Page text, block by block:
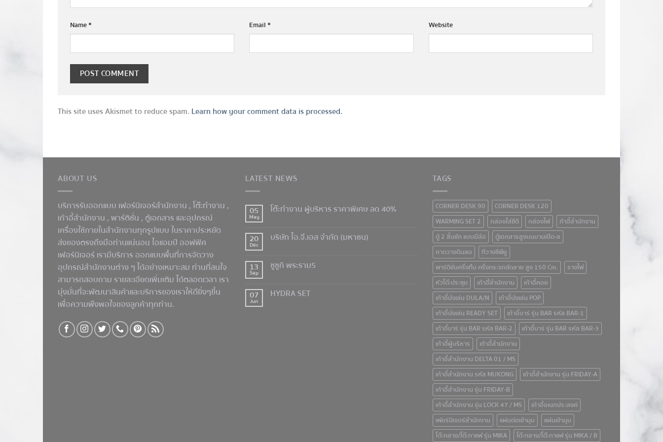
Name* Email * Website
This site uses Akismet to reduce spam. Learn how your comment data is processed.
ABOUT US
บริการรับออกแบบ เฟอร์นิเจอร์สำนักงาน ,โต๊ะทำงาน ,
เก้าอี้สำนักงาน , พาร์ติชั่น , ตู้เอกสาร และอุปกรณ์
เครื่องใช้ภายในสำนักงานทุกรูปแบบ ในราคาประหยัด
ส่งของตรงถึงมือท่านแน่นอน ไอแอมป์ ออฟฟิศ
เฟอร์นิเจอร์ เรามีบริการ ออกแบบพื้นที่การจัดวาง
อุปกรณ์สำนักงานต่าง ๆ ได้อย่างเหมาะสม ท่านที่สนใจ
สามารถสอบถาม รายละเอียดเพิ่มเติม ได้ตลอดเวลา เรา
มุ่งมั่นที่จะพัฒนาสินค้าและบริการของเราให้ดียิ่งๆขึ้น
เพื่อความพึงพอใจของลูกค้าทุกท่าน.
LATEST NEWS
05
May
โต๊ะทำงาน ผู้บริหาร ราคาพิเศษ ลด 40%
20
Dec
บริษัท ไอ.จี.เอส จำกัด (มหาชน)
13
Sep
ซูซูกิ พระราม5
07
Jun
HYDRA SET
TAGS
CORNER DESK 90
CORNER DESK 120
WARMING SET 2
กล่องใส่ซีดี กล่องไฟ
ก้าอี้สำนักงาน
ตู้ 2 ลิ้นชัก แบบมีล้อ
ตู้เอกสารสูงบนบานเปิด-ล
ถาดวางดินสอ
ที่วางซีพียู
พาร์ติชั่นครึ่งทึบ ครึ่งกระจกขัดลาย สูง 150 Cm.
รางไฟ
หัวโต๊ะประชุม
เก้าอีั้สำนักงาน
เก้าอี้คอย
เก้าอี้นั่งเล่น DULA/N
เก้าอี้นั่งเล่น POP
เก้าอี้นั่งเล่น READY SET
เก้าอี้บาร์ รุ่น BAR รหัส BAR-1
เก้าอี้บาร์ รุ่น BAR รหัส BAR-2
เก้าอี้บาร์ รุ่น BAR รหัส BAR-3
เก้าอี้ผู้บริหาร
เก้าอี้สำนักงาน
เก้าอี้สำนักงาน DELTA 01 / MS
เก้าอี้สำนักงาน รหัส MUKONG
เก้าอี้สำนักงาน รุ่น FRIDAY-A
เก้าอี้สำนักงาน รุ่น FRIDAY-B
เก้าอี้สำนักงาน รุ่น LOCK 47 / MS
เก้าอี้อเนกประสงค์
เฟอร์นิเจอร์สำนักงาน
แผ่นต่อเข้ามุม
แผ่นเข้ามุม
โต๊ะกลาง/โต๊ะกาแฟ รุ่น MIKA
โต๊ะกลาง/โต๊ะกาแฟ รุ่น MIKA / B